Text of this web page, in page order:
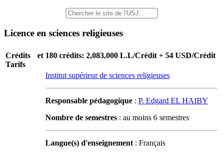
Licence en sciences religieuses
Crédits et
Tarifs
180 crédits: 2,083,000 L.L/Crédit + 54 USD/Crédit
Institut supérieur de sciences religieuses
Responsable pédagogique : P. Edgard EL HAIBY
Nombre de semestres : au moins 6 semestres
Langue(s) d'enseignement: Français